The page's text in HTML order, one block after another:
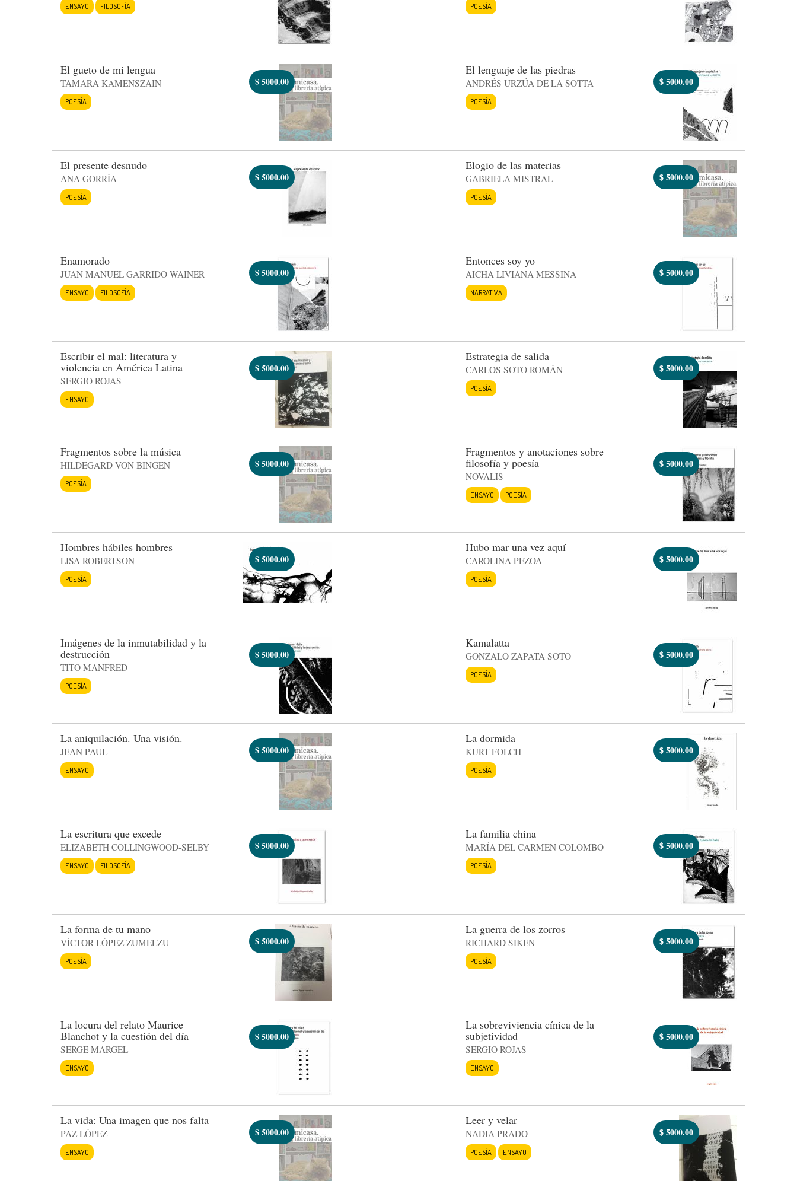
ENSAYO FILOSOFÍA POESÍA
El gueto de mi lengua
TAMARA KAMENSZAIN
POESÍA
$5000.00
El lenguaje de las piedras
ANDRÉS URZÚA DE LA SOTTA
POESÍA
$5000.00
El presente desnudo
ANA GORRÍA
POESÍA
$5000.00
Elogio de las materias
GABRIELA MISTRAL
POESÍA
$5000.00
Enamorado
JUAN MANUEL GARRIDO WAINER
ENSAYO FILOSOFÍA
$5000.00
Entonces soy yo
AICHA LIVIANA MESSINA
NARRATIVA
$5000.00
Escribir el mal: literatura y
violencia en América Latina
SERGIO ROJAS
ENSAYO
$5000.00
Estrategia de salida
CARLOS SOTO ROMÁN
POESÍA
$5000.00
Fragmentos sobre la música
HILDEGARD VON BINGEN
POESÍA
$5000.00
Fragmentos y anotaciones sobre
filosofía y poesía
NOVALIS
ENSAYO POESÍA
$5000.00
Hombres hábiles hombres
LISA ROBERTSON
POESÍA
$5000.00
Hubo mar una vez aquí
CAROLINA PEZOA
POESÍA
$5000.00
Imágenes de la inmutabilidad y la
destrucción
TITO MANFRED
POESÍA
$5000.00
Kamalatta
GONZALO ZAPATA SOTO
POESÍA
$5000.00
La aniquilación. Una visión.
JEAN PAUL
ENSAYO
$5000.00
La dormida
KURT FOLCH
POESÍA
$5000.00
La escritura que excede
ELIZABETH COLLINGWOOD-SELBY
ENSAYO FILOSOFÍA
$5000.00
La familia china
MARÍA DEL CARMEN COLOMBO
POESÍA
$5000.00
La forma de tu mano
VÍCTOR LÓPEZ ZUMELZU
POESÍA
$5000.00
La guerra de los zorros
RICHARD SIKEN
POESÍA
$5000.00
La locura del relato Maurice
Blanchot y la cuestión del día
SERGE MARGEL
ENSAYO
$5000.00
La sobreviviencia cínica de la
subjetividad
SERGIO ROJAS
ENSAYO
$5000.00
La vida: Una imagen que nos falta
PAZ LÓPEZ
ENSAYO
$5000.00
Leer y velar
NADIA PRADO
POESÍA ENSAYO
$5000.00